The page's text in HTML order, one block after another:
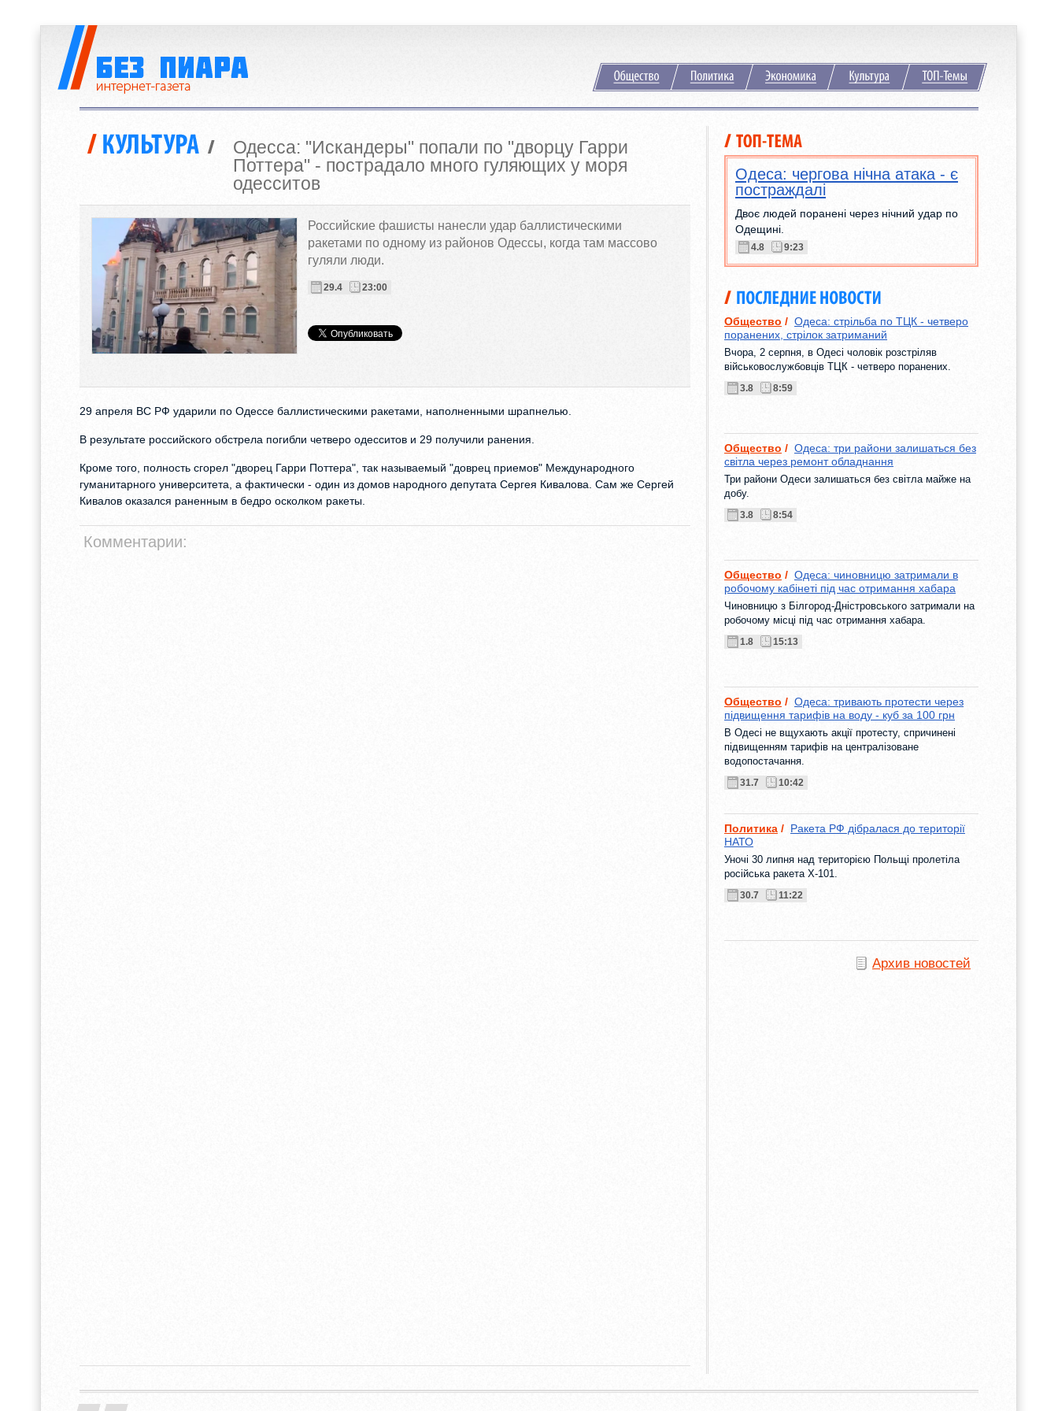
Одесса: "Искандеры" попали по "дворцу Гарри
Поттера" - пострадало много гуляющих у моря
одесситов
Российские фашисты нанесли удар баллистическими
ракетами по одному из районов Одессы, когда там массово
гуляли люди.
29.4 23:00
29 апреля ВС РФ ударили по Одессе баллистическими ракетами, наполненными шрапнелью.
В результате российского обстрела погибли четверо одесситов и 29 получили ранения.
Кроме того, полность сгорел "дворец Гарри Поттера", так называемый "доврец приемов" Международного
гуманитарного университета, а фактически - один из домов народного депутата Сергея Кивалова. Сам же Сергей
Кивалов оказался раненным в бедро осколком ракеты.
Комментарии:
Одеса: чергова нічна атака - є
постраждалі
Двоє людей поранені через нічний удар по
Одещині.
4.8 9:23
Общество / Одеса: стрільба по ТЦК - четверо
поранених, стрілок затриманий
Вчора, 2 серпня, в Одесі чоловік розстріляв
військовослужбовців ТЦК - четверо поранених.
3.8 8:59
Общество / Одеса: три райони залишаться без
світла через ремонт обладнання
Три райони Одеси залишаться без світла майже на
добу.
3.8 8:54
Общество / Одеса: чиновницю затримали в
робочому кабінеті під час отримання хабара
Чиновницю з Білгород-Дністровського затримали на
робочому місці під час отримання хабара.
1.8 15:13
Общество / Одеса: тривають протести через
підвищення тарифів на воду - куб за 100 грн
В Одесі не вщухають акції протесту, спричинені
підвищенням тарифів на централізоване
водопостачання.
31.7 10:42
Политика / Ракета РФ дібралася до території
НАТО
Уночі 30 липня над територією Польщі пролетіла
російська ракета Х-101.
30.7 11:22
Архив новостей